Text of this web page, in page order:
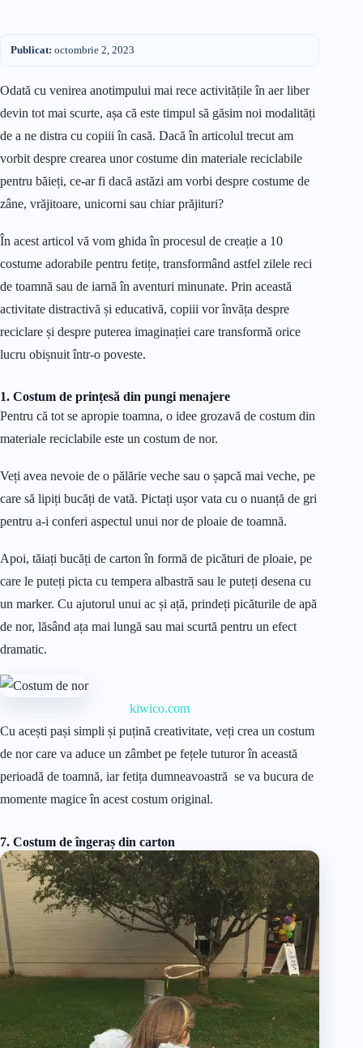
Publicat: octombrie 2, 2023
Odată cu venirea anotimpului mai rece activitățile în aer liber
devin tot mai scurte, așa că este timpul să găsim noi modalități
de a ne distra cu copiii în casă. Dacă în articolul trecut am
vorbit despre crearea unor costume din materiale reciclabile
pentru băieți, ce-ar fi dacă astăzi am vorbi despre costume de
zâne, vrăjitoare, unicorni sau chiar prăjituri?
În acest articol vă vom ghida în procesul de creație a 10
costume adorabile pentru fetițe, transformând astfel zilele reci
de toamnă sau de iarnă în aventuri minunate. Prin această
activitate distractivă și educativă, copiii vor învăța despre
reciclare și despre puterea imaginației care transformă orice
lucru obișnuit într-o poveste.
1. Costum de prințesă din pungi menajere
Pentru că tot se apropie toamna, o idee grozavă de costum din
materiale reciclabile este un costum de nor.
Veți avea nevoie de o pălărie veche sau o șapcă mai veche, pe
care să lipiți bucăți de vată. Pictați ușor vata cu o nuanță de gri
pentru a-i conferi aspectul unui nor de ploaie de toamnă.
Apoi, tăiați bucăți de carton în formă de picături de ploaie, pe
care le puteți picta cu tempera albastră sau le puteți desena cu
un marker. Cu ajutorul unui ac și ață, prindeți picăturile de apă
de nor, lăsând ața mai lungă sau mai scurtă pentru un efect
dramatic.
kiwico.com
Cu acești pași simpli și puțină creativitate, veți crea un costum
de nor care va aduce un zâmbet pe fețele tuturor în această
perioadă de toamnă, iar fetița dumneavoastră se va bucura de
momente magice în acest costum original.
7. Costum de îngeraș din carton